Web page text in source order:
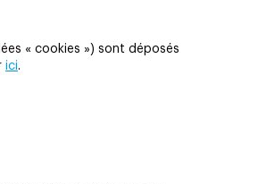
« cookies ») sont déposés
ici.